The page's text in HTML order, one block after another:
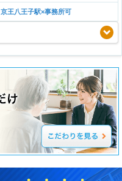
京王八王子駅×事務所可